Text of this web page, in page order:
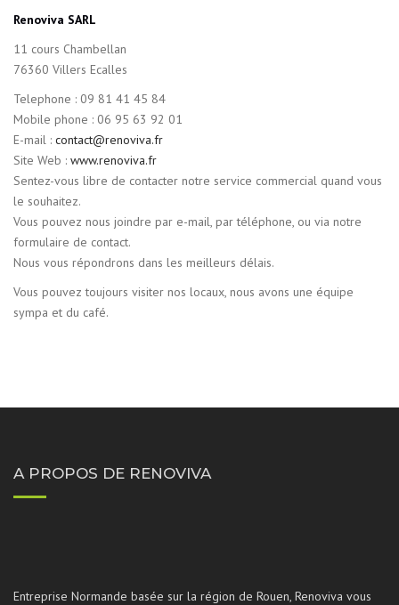
Renoviva SARL
11 cours Chambellan
76360 Villers Ecalles
Telephone : 09 81 41 45 84
Mobile phone : 06 95 63 92 01
E-mail : contact@renoviva.fr
Site Web : www.renoviva.fr
Sentez-vous libre de contacter notre service commercial quand vous
le souhaitez.
Vous pouvez nous joindre par e-mail, par téléphone, ou via notre
formulaire de contact.
Nous vous répondrons dans les meilleurs délais.
Vous pouvez toujours visiter nos locaux, nous avons une équipe
sympa et du café.
A PROPOS DE RENOVIVA
Entreprise Normande basée sur la région de Rouen, Renoviva vous